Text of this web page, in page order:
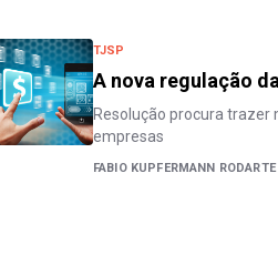
TJSP
A nova regulação
Resolução procura trazer
empresas
FABIO KUPFERMANN RODARTE